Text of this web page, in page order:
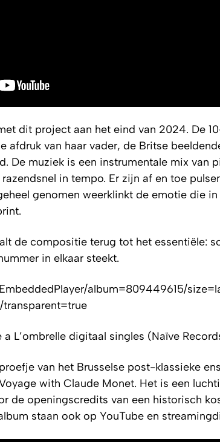
dit project aan het eind van 2024. De
afdruk van haar vader, de Britse
De muziek is een instrumentale mix van
in tempo. Er zijn af en toe
genomen weerklinkt de emotie die
de compositie terug tot het essentiële:
in elkaar steekt.
album=809449615/
a L’ombrelle digitaal singles (Naïve
van het Brusselse post-klassieke
with Claude Monet. Het is een
de openingscredits van een historisch
staan ook op YouTube en